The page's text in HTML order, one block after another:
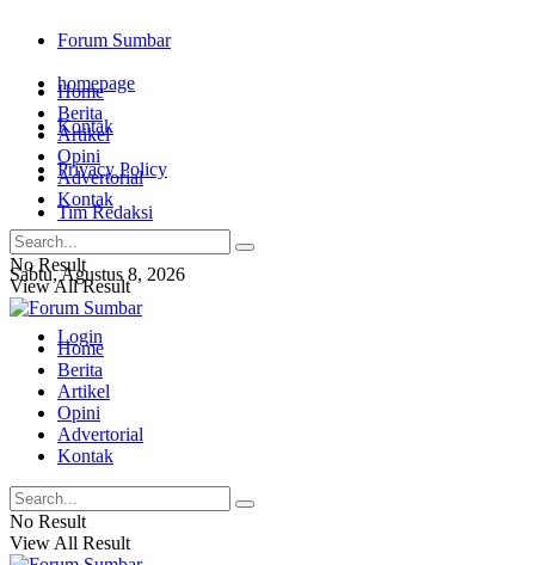
Forum Sumbar
homepage
Kontak
Privacy Policy
Tim Redaksi
Sabtu, Agustus 8, 2026
Login
Home
Berita
Artikel
Opini
Advertorial
Kontak
No Result
View All Result
Home
Berita
Artikel
Opini
Advertorial
Kontak
No Result
View All Result